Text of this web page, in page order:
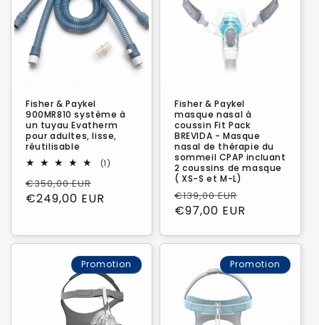
Fisher & Paykel
900MR810 système à
un tuyau Evatherm
pour adultes, lisse,
réutilisable
(1)
Prix
habituel
€350,00 EUR
promotionnel
€249,00 EUR
Fisher & Paykel
masque nasal à
coussin Fit Pack
BREVIDA - Masque
nasal de thérapie du
sommeil CPAP incluant
2 coussins de masque
( XS-S et M-L)
Prix
habituel
€139,00 EUR
€97,00 EUR
Promotion Promotion